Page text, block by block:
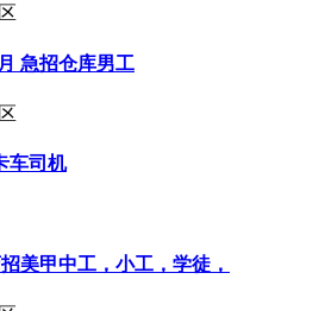
急招仓库男工
车司机
美甲中工，小工，学徒，